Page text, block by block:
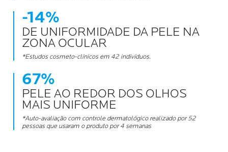
-14%
DE UNIFORMIDADE DA PELE NA
ZONA OCULAR
*Estudos cosmeto-clínicos em 42 indivíduos.
67%
PELE AO REDOR DOS OLHOS
MAIS UNIFORME
*Auto-avaliação com controle dermatológico realizado por 52
pessoas que usaram o produto por 4 semanas